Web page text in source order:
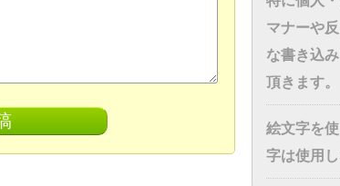
マナーや
な書き込
頂きます。
絵文字を
字は使用